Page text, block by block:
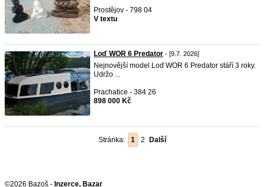
Prostějov - 798 04
V textu
Loď WOR 6 Predator - [9.7. 2026]
Nejnovější model Loď WOR 6 Predator stáří 3 roky.
Udržo ...
Prachatice - 384 26
898 000 Kč
Stránka: 1 2 Další
©2026 Bazoš - Inzerce, Bazar